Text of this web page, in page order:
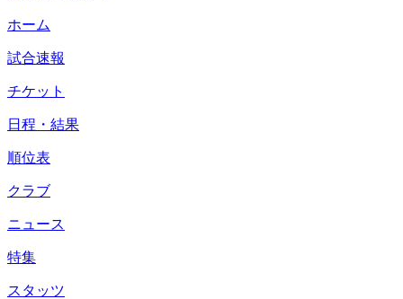
ホーム
試合速報
チケット
日程・結果
順位表
クラブ
ニュース
特集
スタッツ